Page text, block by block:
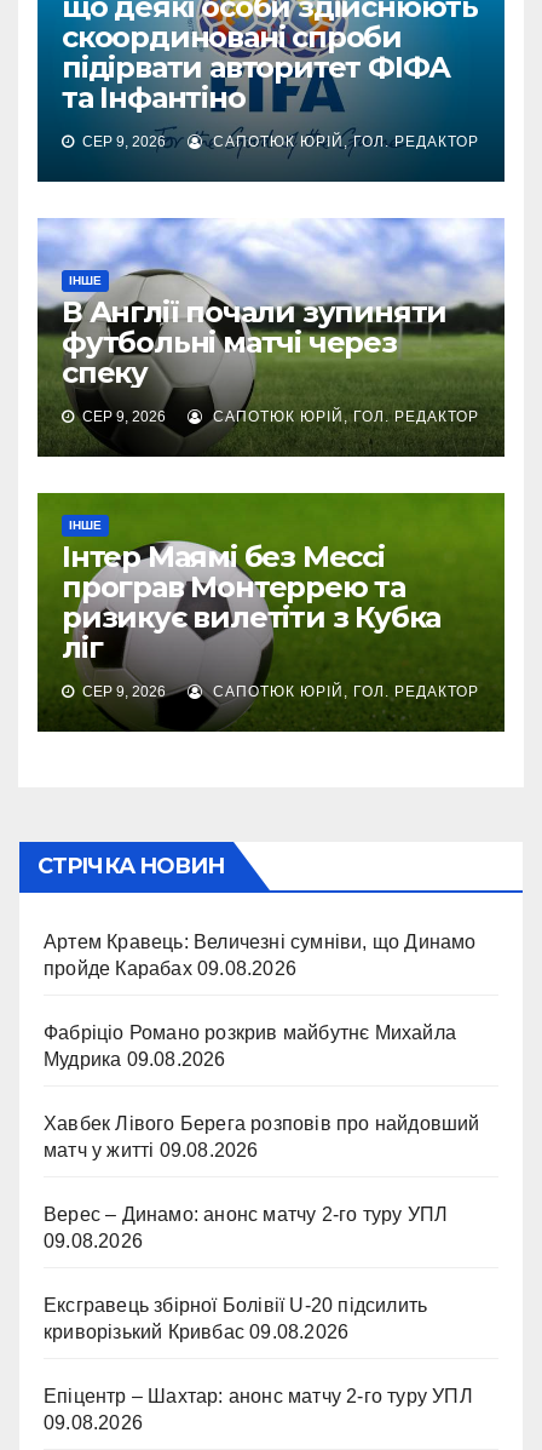
скоординовані спроби
підірвати авторитет ФІФА
та Інфантіно
СЕР 9, 2026 САПОТЮК ЮРІЙ, ГОЛ. РЕДАКТОР
ІНШЕ
В Англії почали зупиняти
футбольні матчі через
спеку
СЕР 9, 2026 САПОТЮК ЮРІЙ, ГОЛ. РЕДАКТОР
ІНШЕ
Інтер Маямі без Мессі
програв Монтеррею та
ризикує вилетіти з Кубка
ліг
СЕР 9, 2026 САПОТЮК ЮРІЙ, ГОЛ. РЕДАКТОР
СТРІЧКА НОВИН
Артем Кравець: Величезні сумніви, що Динамо
пройде Карабах 09.08.2026
Фабріціо Романо розкрив майбутнє Михайла
Мудрика 09.08.2026
Хавбек Лівого Берега розповів про найдовший
матч у житті 09.08.2026
Верес – Динамо: анонс матчу 2-го туру УПЛ
09.08.2026
Ексгравець збірної Болівії U-20 підсилить
криворізький Кривбас 09.08.2026
Епіцентр – Шахтар: анонс матчу 2-го туру УПЛ
09.08.2026